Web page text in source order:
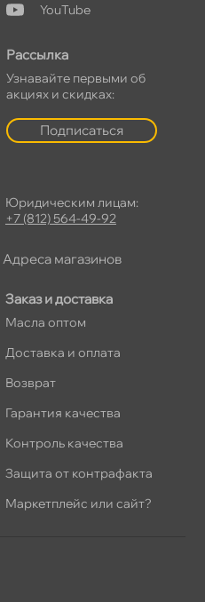
Заказ и доставка
Масла оптом
Доставка и оплата
озврат
Гарантия качества
Контроль качества
Защита от контрафакта
Маркетплейс или сайт?
YouTube
Рассылка
Узнавайте первыми о
акциях и скидках:
Подписаться
Юридическим лицам:
+7 (812) 564-49-92
Адреса магазино